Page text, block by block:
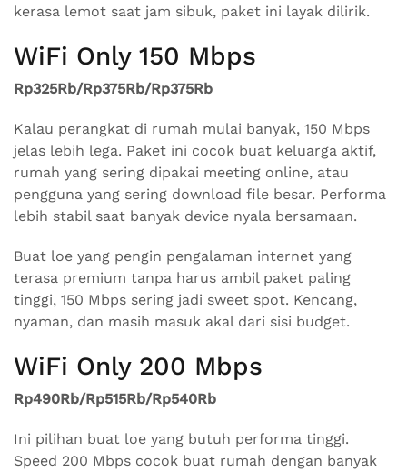
kerasa lemot saat jam sibuk, paket ini layak dilirik.
WiFi Only 150 Mbps
Rp325Rb/Rp375Rb/Rp375Rb
Kalau perangkat di rumah mulai banyak, 150 Mbps
jelas lebih lega. Paket ini cocok buat keluarga aktif,
rumah yang sering dipakai meeting online, atau
pengguna yang sering download file besar. Performa
lebih stabil saat banyak device nyala bersamaan.
Buat loe yang pengin pengalaman internet yang
terasa premium tanpa harus ambil paket paling
tinggi, 150 Mbps sering jadi sweet spot. Kencang,
nyaman, dan masih masuk akal dari sisi budget.
WiFi Only 200 Mbps
Rp490Rb/Rp515Rb/Rp540Rb
Ini pilihan buat loe yang butuh performa tinggi.
Speed 200 Mbps cocok buat rumah dengan banyak